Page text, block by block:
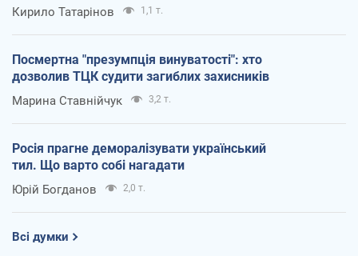
Кирило Татарінов 1,1 т.
Посмертна "презумпція винуватості": хто
дозволив ТЦК судити загиблих захисників
Марина Ставнійчук 3,2 т.
Росія прагне деморалізувати український
тил. Що варто собі нагадати
Юрій Богданов 2,0 т.
Всі думки